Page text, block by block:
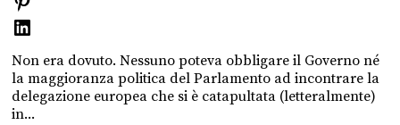
Non era dovuto. Nessuno poteva obbligare il Governo né
la maggioranza politica del Parlamento ad incontrare la
delegazione europea che si è catapultata (letteralmente)
in...